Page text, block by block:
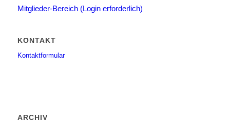
Mitglieder-Bereich (Login erforderlich)
KONTAKT
Kontaktformular
ARCHIV